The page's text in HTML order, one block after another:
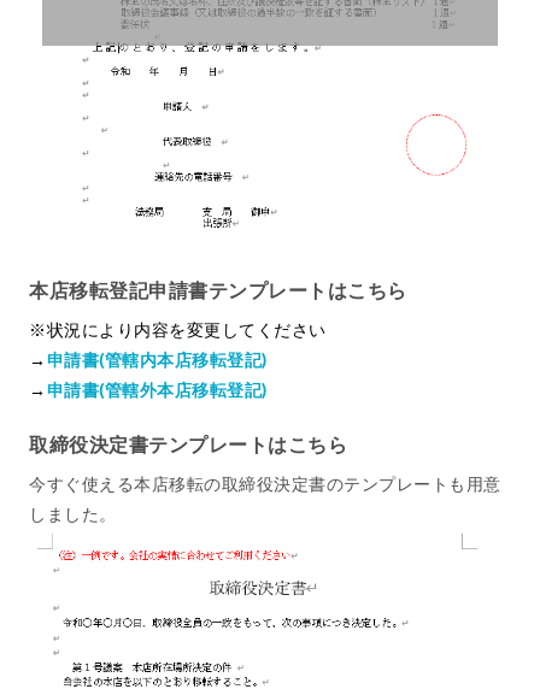
本店移転登記申請書テンプレートはこちら
※状況により内容を変更してください
→ 申請書(管轄内本店移転登記)
→ 申請書(管轄外本店移転登記)
取締役決定書テンプレートはこちら
今すぐ使える本店移転の取締役決定書のテンプレートも用意
しました。